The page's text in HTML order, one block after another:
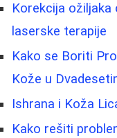
Korekcija
laserske terapije
Kako se Boriti
Kože u
Ishrana i Koža
Kako rešiti